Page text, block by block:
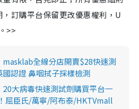
訂購平台保留更改優惠權利，U
>>
masklab全線分店開賣$28快速測
認證 鼻咽拭子採樣檢測
20大病毒快速測試劑購買平台一
屈臣氏/萬寧/阿布泰/HKTVmall